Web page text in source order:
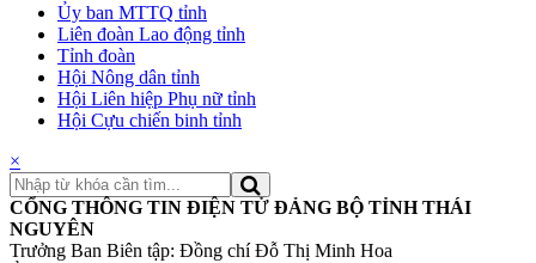
Ủy ban MTTQ tỉnh
Liên đoàn Lao động tỉnh
Tỉnh đoàn
Hội Nông dân tỉnh
Hội Liên hiệp Phụ nữ tỉnh
Hội Cựu chiến binh tỉnh
×
CỔNG THÔNG TIN ĐIỆN TỬ ĐẢNG BỘ TỈNH THÁI
NGUYÊN
Trưởng Ban Biên tập: Đồng chí Đỗ Thị Minh Hoa